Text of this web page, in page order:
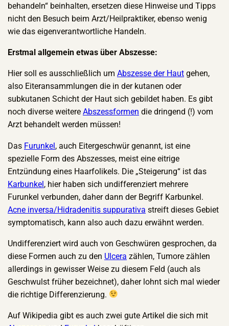
behandeln“ beinhalten, ersetzen diese Hinweise und Tipps
nicht den Besuch beim Arzt/Heilpraktiker, ebenso wenig
wie das eigenverantwortliche Handeln.
Erstmal allgemein etwas über Abszesse:
Hier soll es ausschließlich umAbszesse der Haut gehen,
also Eiteransammlungen die in der kutanen oder
subkutanen Schicht der Haut sich gebildet haben. Es gibt
noch diverse weitereAbszessformen die dringend (!) vom
Arzt behandelt werden müssen!
Das Furunkel, auch Eitergeschwür genannt, ist eine
spezielle Form des Abszesses, meist eine eitrige
Entzündung eines Haarfolikels. Die „Steigerung“ ist das
Karbunkel, hier haben sich undifferenziert mehrere
Furunkel verbunden, daher dann der Begriff Karbunkel.
Acne inversa/Hidradenitis suppurativa streift dieses Gebiet
symptomatisch, kann also auch dazu erwähnt werden.
Undifferenziert wird auch von Geschwüren gesprochen, da
diese Formen auch zu den Ulcera zählen, Tumore zählen
allerdings in gewisser Weise zu diesem Feld (auch als
Geschwulst früher bezeichnet), daher lohnt sich mal wieder
die richtige Differenzierung.
Auf Wikipedia gibt es auch zwei gute Artikel die sich mit